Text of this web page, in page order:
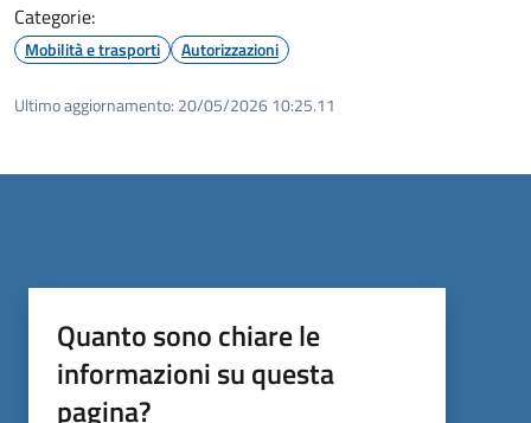
Categorie:
Mobilità e trasporti Autorizzazioni
Ultimo aggiornamento: 20/05/2026 10:25.11
Quanto sono chiare le
informazioni su questa
pagina?